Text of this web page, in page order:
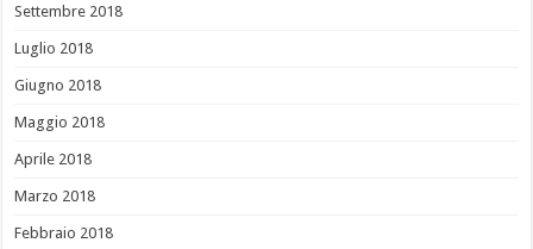
Settembre 2018
Luglio 2018
Giugno 2018
Maggio 2018
Aprile 2018
Marzo 2018
Febbraio 2018